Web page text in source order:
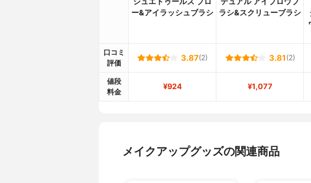
ー&アイラッシュブラシ
ラシ&スクリューブラシ
口コミ
評価
3.87(2) 3.81 (2)
値段
料金
¥924 ¥1,077
メイクアップグッズの関連商品